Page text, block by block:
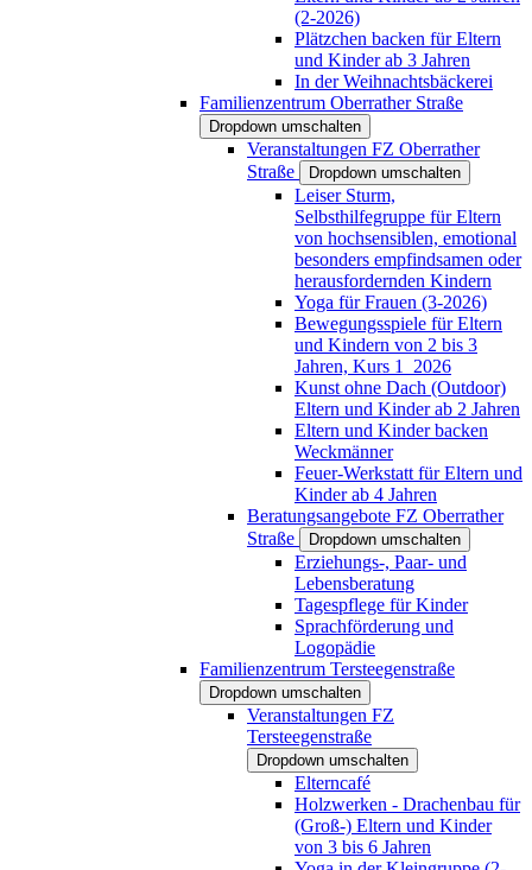
(2-2026)
Plätzchen backen für Eltern
und Kinder ab 3 Jahren
In der Weihnachtsbäckerei
Familienzentrum Oberrather Straße
Dropdown umschalten
Veranstaltungen FZ Oberrather
Straße
Dropdown umschalten
Leiser Sturm,
Selbsthilfegruppe für Eltern
von hochsensiblen, emotional
besonders empfindsamen oder
herausfordernden Kindern
Yoga für Frauen (3-2026)
Bewegungsspiele für Eltern
und Kindern von 2 bis 3
Jahren, Kurs 1_2026
Kunst ohne Dach (Outdoor)
Eltern und Kinder ab 2 Jahren
Eltern und Kinder backen
Weckmänner
Feuer-Werkstatt für Eltern und
Kinder ab 4 Jahren
Beratungsangebote FZ Oberrather
Straße
Dropdown umschalten
Erziehungs-, Paar- und
Lebensberatung
Tagespflege für Kinder
Sprachförderung und
Logopädie
Familienzentrum Tersteegenstraße
Dropdown umschalten
Veranstaltungen FZ
Tersteegenstraße
Dropdown umschalten
Elterncafé
Holzwerken - Drachenbau für
(Groß-) Eltern und Kinder
von 3 bis 6 Jahren